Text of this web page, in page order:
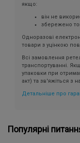
якщо:
він не
збережено
Одноразові
товари з уцінкою
Всі замовлення
транспортуванні.
упаковки при
акт) та зв'яжіться з
Детальніше про
Популярні